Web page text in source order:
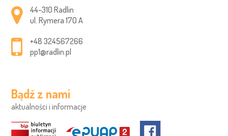
Adres pocztowy:
44–310 Radlin
ul. Rymera 170 A
+48 324567266
pp1@radlin.pl
Bądź z nami
aktualności i informacje